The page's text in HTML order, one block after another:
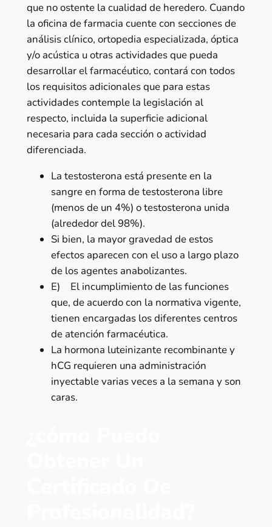
que no ostente la cualidad de heredero. Cuando
la oficina de farmacia cuente con secciones de
análisis clínico, ortopedia especializada, óptica
y/o acústica u otras actividades que pueda
desarrollar el farmacéutico, contará con todos
los requisitos adicionales que para estas
actividades contemple la legislación al
respecto, incluida la superficie adicional
necesaria para cada sección o actividad
diferenciada.
La testosterona está presente en la
sangre en forma de testosterona libre
(menos de un 4%) o testosterona unida
(alrededor del 98%).
Si bien, la mayor gravedad de estos
efectos aparecen con el uso a largo plazo
de los agentes anabolizantes.
E) El incumplimiento de las funciones
que, de acuerdo con la normativa vigente,
tienen encargadas los diferentes centros
de atención farmacéutica.
La hormona luteinizante recombinante y
hCG requieren una administración
inyectable varias veces a la semana y son
caras.